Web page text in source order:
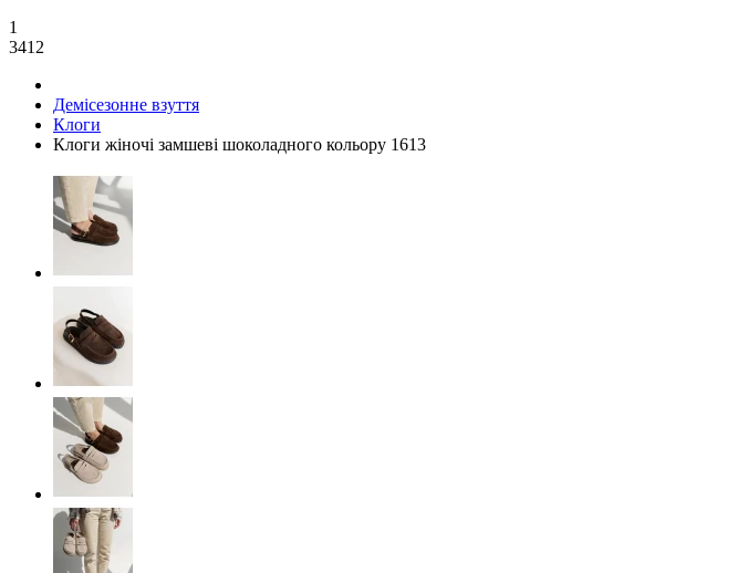
1
3412
Демісезонне взуття
Клоги
Клоги жіночі замшеві шоколадного кольору 1613